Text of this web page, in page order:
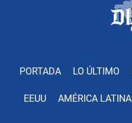
PORTADA LO ÚLTIMO
EEUU AMÉRICA LATINA